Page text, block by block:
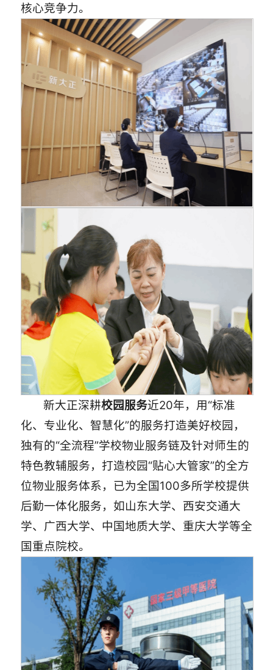
核心竞争力。
新大正深耕校园服务近20年，用“标准
化、专业化、智慧化”的服务打造美好校园，
独有的“全流程”学校物业服务链及针对师生的
特色教辅服务，打造校园“贴心大管家”的全方
位物业服务体系，已为全国100多所学校提供
后勤一体化服务，如山东大学、西安交通大
学、广西大学、中国地质大学、重庆大学等全
国重点院校。